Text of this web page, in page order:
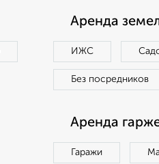
Аренда
ИЖС
Без посредников
Аренда
Гаражи